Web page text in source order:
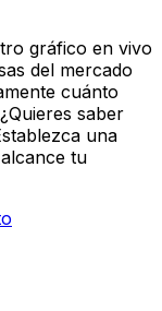
gráfico en vivo
del mercado
cuánto
saber
una
tu